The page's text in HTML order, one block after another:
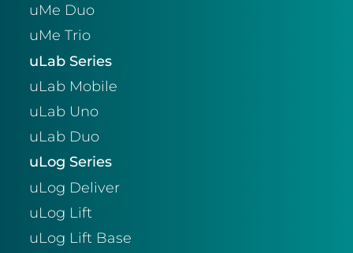
uMe Duo
uMe Trio
uLab Series
uLab Mobile
uLab Uno
uLab Duo
uLog Series
uLog Deliver
uLog Lift
uLog Lift Base